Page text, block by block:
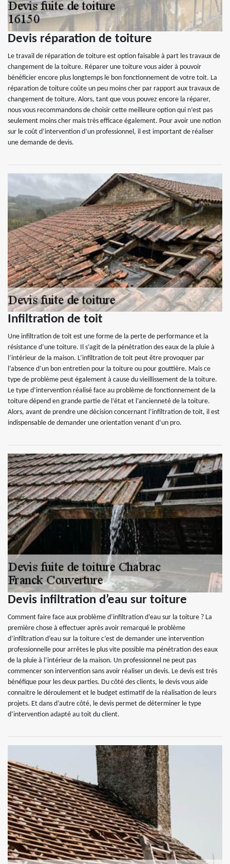
Devis réparation de toiture
Le travail de réparation de toiture est option faisable à part les travaux de
changement de la toiture. Réparer une toiture vous aider à pouvoir
bénéficier encore plus longtemps le bon fonctionnement de votre toit. La
réparation de toiture coûte un peu moins cher par rapport aux travaux de
changement de toiture. Alors, tant que vous pouvez encore la réparer,
nous vous recommandons de choisir cette meilleure option qui n’est pas
seulement moins cher mais très efficace également. Pour avoir une notion
sur le coût d’intervention d’un professionnel, il est important de réaliser
une demande de devis.
Infiltration de toit
Une infiltration de toit est une forme de la perte de performance et la
résistance d’une toiture. Il s’agit de la pénétration des eaux de la pluie à
l’intérieur de la maison. L’infiltration de toit peut être provoquer par
l’absence d’un bon entretien pour la toiture ou pour gouttière. Mais ce
type de problème peut également à cause du vieillissement de la toiture.
Le type d’intervention réalisé face au problème de fonctionnement de la
toiture dépend en grande partie de l’état et l’ancienneté de la toiture.
Alors, avant de prendre une décision concernant l’infiltration de toit, il est
indispensable de demander une orientation venant d’un pro.
Devis infiltration d’eau sur toiture
Comment faire face aux problème d’infiltration d’eau sur la toiture ? La
première chose à effectuer après avoir remarqué le problème
d’infiltration d’eau sur la toiture c’est de demander une intervention
professionnelle pour arrêtes le plus vite possible ma pénétration des eaux
de la pluie à l’intérieur de la maison. Un professionnel ne peut pas
commencer son intervention sans avoir réaliser un devis. Le devis est très
bénéfique pour les deux parties. Du côté des clients, le devis vous aide
connaitre le déroulement et le budget estimatif de la réalisation de leurs
projets. Et dans d’autre côté, le devis permet de déterminer le type
d’intervention adapté au toit du client.